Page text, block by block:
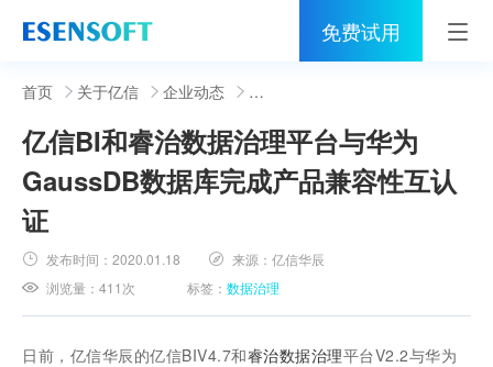
免费试用
首页
睿治
解决方案
伙伴
服务
社区
首页 关于亿信 企业动态
亿信BI和睿治数据治理平台与华为
GaussDB数据库完成产品兼容性互认
证
发布时间：2020.01.18 来源：亿信华辰
浏览量：411次 标签：数据治理
日前，亿信华辰的亿信BIV4.7和睿治数据治理平台V2.2与华为